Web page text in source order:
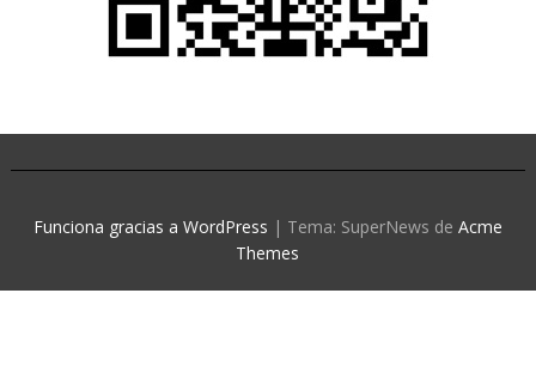
Funciona gracias a WordPress | Tema: SuperNews de Acme
Themes